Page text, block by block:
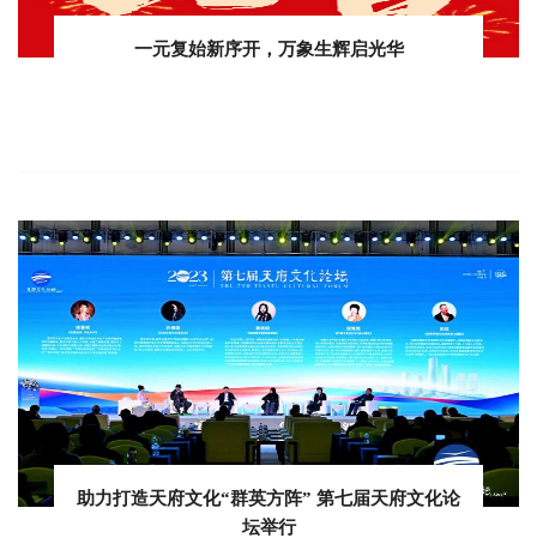
一元复始新序开，万象生辉启光华
助力打造天府文化“群英方阵” 第七届天府文化论
坛举行